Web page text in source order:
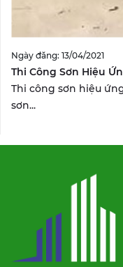
Ngày đăng: 13/04/2021
Thi Công Sơn Hiệu
Thi công sơn hiệu
sơn...